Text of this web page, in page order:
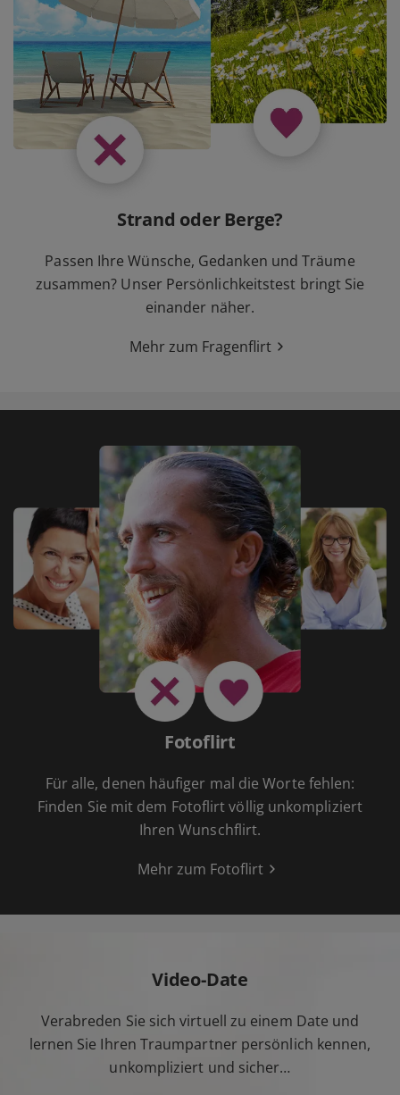
Strand oder Berge?
Passen Ihre Wünsche, Gedanken und Träume
zusammen? Unser Persönlichkeitstest bringt Sie
einander näher.
Mehr zum Fragenflirt
Fotoflirt
Für alle, denen häufiger mal die Worte fehlen:
Finden Sie mit dem Fotoflirt völlig unkompliziert
Ihren Wunschflirt.
Mehr zum Fotoflirt
Video-Date
Verabreden Sie sich virtuell zu einem Date und
lernen Sie Ihren Traumpartner persönlich kennen,
unkompliziert und sicher…